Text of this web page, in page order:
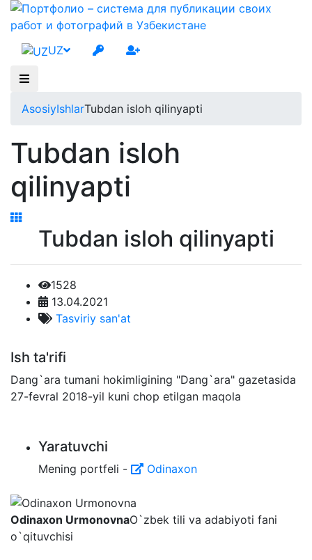
UZ
AsosiyIshlarTubdan isloh qilinyapti
Tubdan isloh
qilinyapti
Tubdan isloh qilinyapti
1528
13.04.2021
Tasviriy san'at
Ish ta'rifi
Dang`ara tumani hokimligining "Dang`ara" gazetasida
27-fevral 2018-yil kuni chop etilgan maqola
Yaratuvchi
Mening portfeli - Odinaxon
Odinaxon UrmonovnaO`zbek tili va adabiyoti fani
o`qituvchisi